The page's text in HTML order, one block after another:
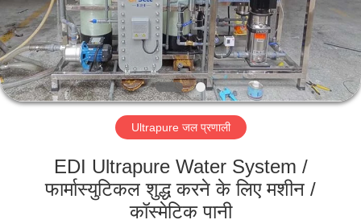
हमारे
बारे
में
Ultrapure जल प्रणाली
EDI Ultrapure Water System /
फार्मास्युटिकल शुद्ध करने के लिए मशीन /
कॉस्मेटिक पानी